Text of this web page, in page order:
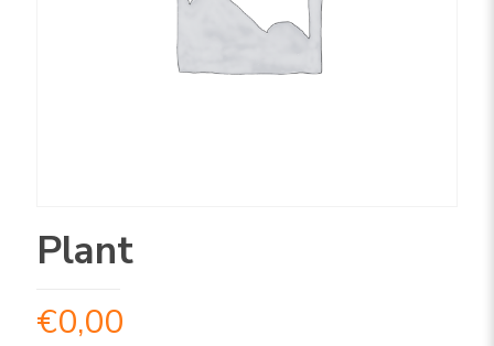
Plant
€0,00